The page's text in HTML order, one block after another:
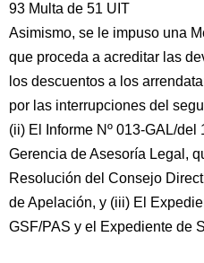
93 Multa de 51 UIT
Asimismo, se le impuso una
que proceda a acreditar las
los descuentos a los
por las interrupciones del
(ii) El Informe Nº 013-GAL/
Gerencia de Asesoría Legal,
Resolución del Consejo
de Apelación, y (iii) El
GSF/PAS y el Expediente de